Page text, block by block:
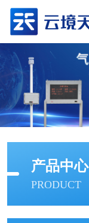
产品中心
PRODUCT